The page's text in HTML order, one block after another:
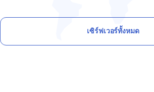
เซิร์ฟเวอร์ทั้งหมด